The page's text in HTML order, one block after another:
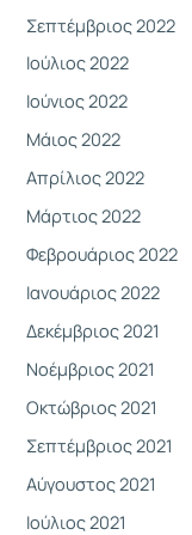
Σεπτέμβριος 2022
Ιούλιος 2022
Ιούνιος 2022
Μάιος 2022
Απρίλιος 2022
Μάρτιος 2022
Φεβρουάριος 2022
Ιανουάριος 2022
Δεκέμβριος 2021
Νοέμβριος 2021
Οκτώβριος 2021
Σεπτέμβριος 2021
Αύγουστος 2021
Ιούλιος 2021